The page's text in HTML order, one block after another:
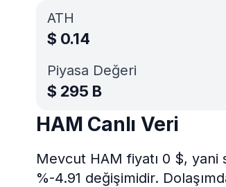
ATH
$ 0.14
Piyasa Değeri
$ 295 B
HAM Canlı Veri
Mevcut HAM fiyatı 0 $,
%-4.91 değişimidir.